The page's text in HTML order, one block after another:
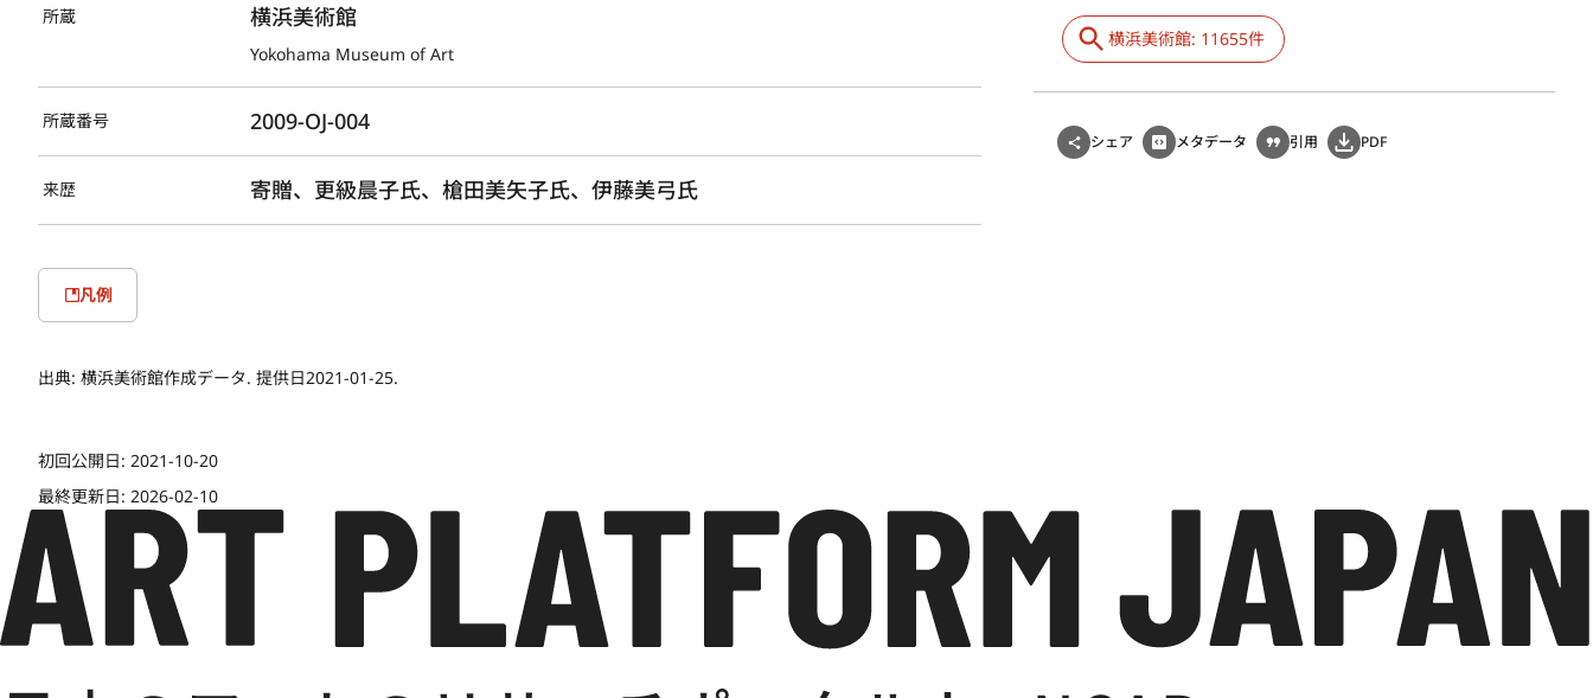
所蔵 横浜美術館
Yokohama Museum of Art
所蔵番号 2009-OJ-004
来歴 寄贈、更級晨子氏、槍田美矢子氏、伊藤美弓氏
凡例
出典: 横浜美術館作成データ. 提供日2021-01-25.
初回公開日: 2021-10-20
最終更新日: 2026-02-10
横浜美術館: 11655件
シェア メタデータ 引用 PDF